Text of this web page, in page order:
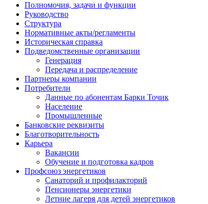
Полномочия, задачи и функции
Руководство
Структура
Нормативные акты/регламенты
Историческая справка
Подведомственные организации
Генерация
Передача и распределение
Партнеры компании
Потребители
Данные по абонентам Барки Точик
Население
Промышленные
Банковские реквизиты
Благотворительность
Карьера
Вакансии
Обучение и подготовка кадров
Профсоюз энергетиков
Санаторий и профилакторий
Пенсионеры энергетики
Летние лагеря для детей энергетиков